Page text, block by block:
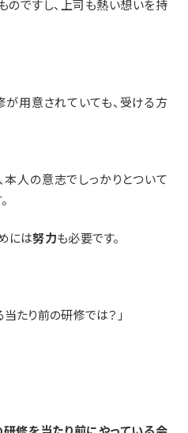
ですし、上司も熱い想いを持
用意されていても、受ける方
人の意志でしっかりとついて
には努力も必要です。
たり前の研修では？」